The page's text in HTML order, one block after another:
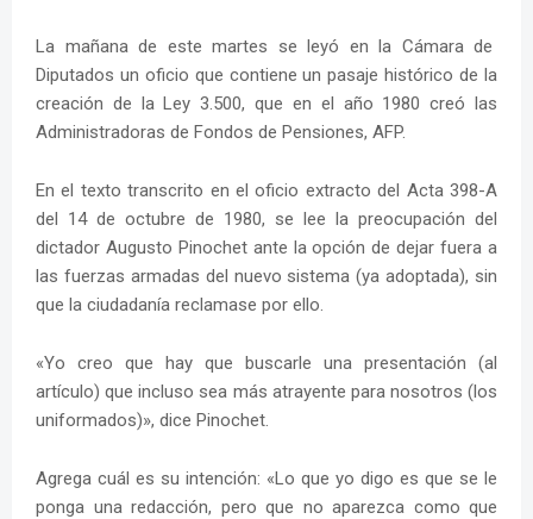
La mañana de este martes se leyó en la Cámara de
Diputados un oficio que contiene un pasaje histórico de la
creación de la Ley 3.500, que en el año 1980 creó las
Administradoras de Fondos de Pensiones, AFP.
En el texto transcrito en el oficio extracto del Acta 398-A
del 14 de octubre de 1980, se lee la preocupación del
dictador Augusto Pinochet ante la opción de dejar fuera a
las fuerzas armadas del nuevo sistema (ya adoptada), sin
que la ciudadanía reclamase por ello.
«Yo creo que hay que buscarle una presentación (al
artículo) que incluso sea más atrayente para nosotros (los
uniformados)», dice Pinochet.
Agrega cuál es su intención: «Lo que yo digo es que se le
ponga una redacción, pero que no aparezca como que